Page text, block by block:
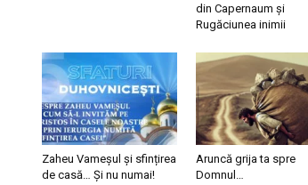
din Capernaum și
Rugăciunea inimii
Zaheu Vameșul și sfințirea
de casă… Și nu numai!
Aruncă grija ta spre
Domnul…